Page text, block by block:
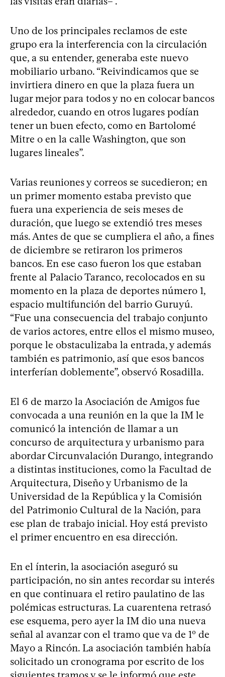
Uno de los principales reclamos de este
grupo era la interferencia con la circulación
que, a su entender, generaba este nuevo
mobiliario urbano. “Reivindicamos que se
invirtiera dinero en que la plaza fuera un
lugar mejor para todos y no en colocar bancos
alrededor, cuando en otros lugares podían
tener un buen efecto, como en Bartolomé
Mitre o en la calle Washington, que son
lugares lineales”.
Varias reuniones y correos se sucedieron; en
un primer momento estaba previsto que
fuera una experiencia de seis meses de
duración, que luego se extendió tres meses
más. Antes de que se cumpliera el año, a fines
de diciembre se retiraron los primeros
bancos. En ese caso fueron los que estaban
frente al Palacio Taranco, recolocados en su
momento en la plaza de deportes número 1,
espacio multifunción del barrio Guruyú.
“Fue una consecuencia del trabajo conjunto
de varios actores, entre ellos el mismo museo,
porque le obstaculizaba la entrada, y además
también es patrimonio, así que esos bancos
interferían doblemente”, observó Rosadilla.
El 6 de marzo la Asociación de Amigos fue
convocada a una reunión en la que la IM le
comunicó la intención de llamar a un
concurso de arquitectura y urbanismo para
abordar Circunvalación Durango, integrando
a distintas instituciones, como la Facultad de
Arquitectura, Diseño y Urbanismo de la
Universidad de la República y la Comisión
del Patrimonio Cultural de la Nación, para
ese plan de trabajo inicial. Hoy está previsto
el primer encuentro en esa dirección.
En el ínterin, la asociación aseguró su
participación, no sin antes recordar su interés
en que continuara el retiro paulatino de las
polémicas estructuras. La cuarentena retrasó
ese esquema, pero ayer la IM dio una nueva
señal al avanzar con el tramo que va de 1º de
Mayo a Rincón. La asociación también había
solicitado un cronograma por escrito de los